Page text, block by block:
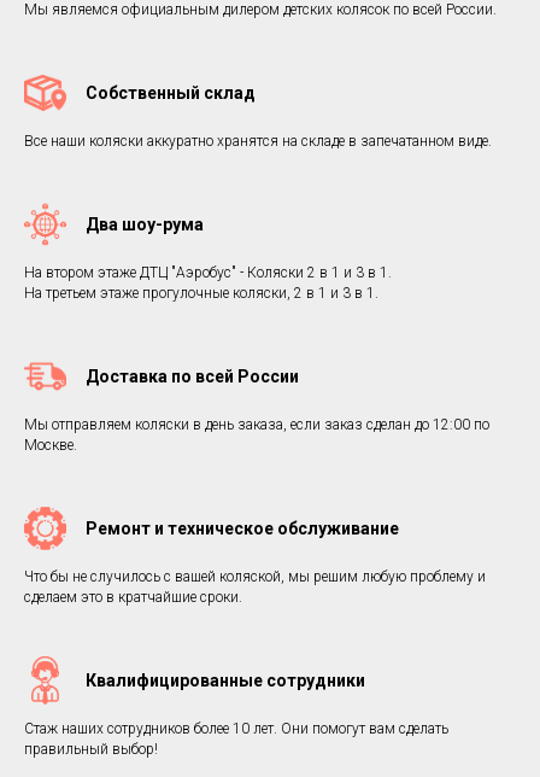
Мы являемся официальным дилером детских колясок по всей России.
Собственный склад
Все наши коляски аккуратно хранятся на складе в запечатанном виде.
Два шоу-рума
На втором этаже ДТЦ "Аэробус" - Коляски 2 в 1 и 3 в 1.
На третьем этаже прогулочные коляски, 2 в 1 и 3 в 1.
Доставка по всей России
Мы отправляем коляски в день заказа, если заказ сделан до 12:00 по
Москве.
Ремонт и техническое обслуживание
Что бы не случилось с вашей коляской, мы решим любую проблему и
сделаем это в кратчайшие сроки.
Квалифицированные сотрудники
Стаж наших сотрудников более 10 лет. Они помогут вам сделать
правильный выбор!